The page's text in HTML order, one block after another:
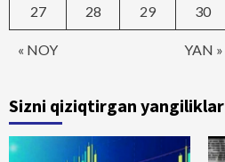
« NOY YAN »
27 28 29 30
Sizni qiziqtirgan yangiliklar